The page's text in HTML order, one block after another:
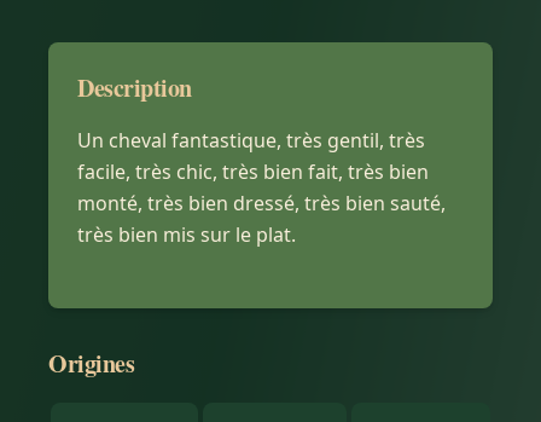
Description
Un cheval fantastique, très gentil, très
facile, très chic, très bien fait, très bien
monté, très bien dressé, très bien sauté,
très bien mis sur le plat.
Origines